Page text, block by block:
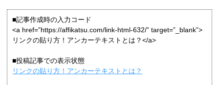
■記事作成時の入力コード
<a href=”https://affikatsu.com/link-html-632/” target=”_blank”>
リンクの貼り方！アンカーテキストとは？</a>
■投稿記事での表示状態
リンクの貼り方！アンカーテキストとは？